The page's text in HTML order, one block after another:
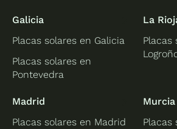
Galicia
Placas solares en Galicia
Placas solares en
Pontevedra
La
Placas
Madrid
Placas solares en Madrid
Murcia
Placas